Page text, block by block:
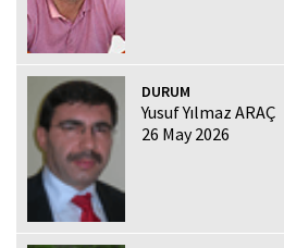
DURUM
Yusuf Yılmaz ARAÇ
26 May 2026